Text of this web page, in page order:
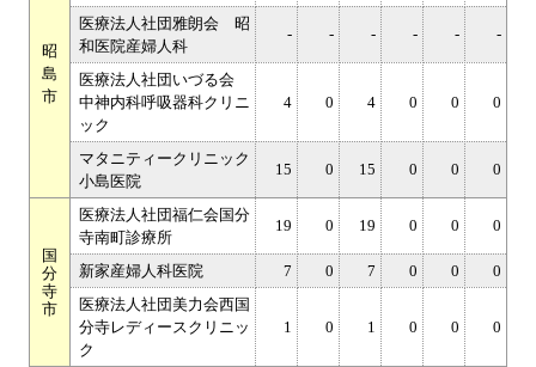
昭
島
市
医療法人社団雅朗会 昭
和医院産婦人科
- - - - - -
医療法人社団いづる会
中神内科呼吸器科クリニ
ック
4 0 4 0 0 0
マタニティークリニック
小島医院
15 0 15 0 0 0
国
分
寺
市
医療法人社団福仁会国分
寺南町診療所
19 0 19 0 0 0
新家産婦人科医院 7 0 7 0 0
0
医療法人社団美力会西国
分寺レディースクリニッ
ク
1 0 1 0 0 0